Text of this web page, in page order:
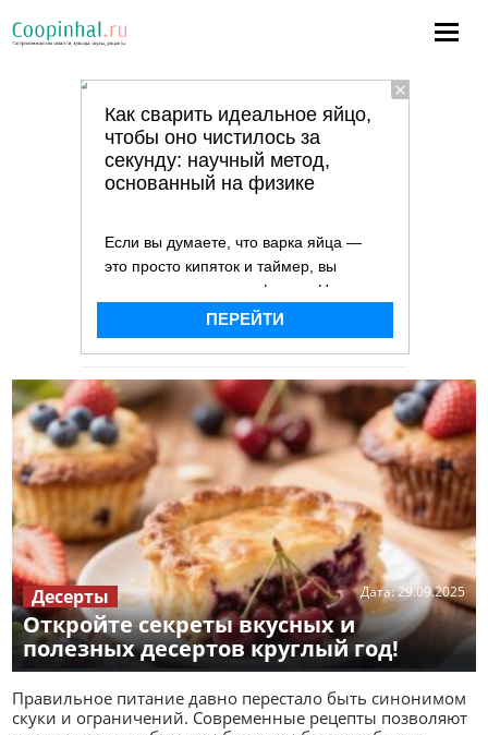
Откройте секреты вкусных и
полезных десертов круглый год!
Дата:29.09.2025
Десерты
Правильное питание давно перестало быть синонимом
скуки и ограничений. Современные рецепты позволяют